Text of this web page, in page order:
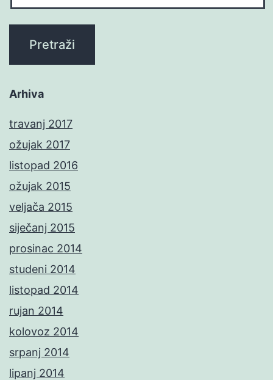
Arhiva
travanj 2017
ožujak 2017
listopad 2016
ožujak 2015
veljača 2015
siječanj 2015
prosinac 2014
studeni 2014
listopad 2014
rujan 2014
kolovoz 2014
srpanj 2014
lipanj 2014